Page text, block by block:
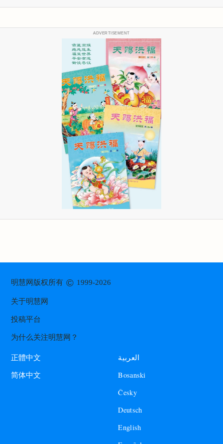
ADVERTISEMENT
明慧网版权所有© 1999-2026
关于明慧网
投稿平台
为什么关注明慧网？
正體中文
简体中文
العربية
Bosanski
Česky
Deutsch
English